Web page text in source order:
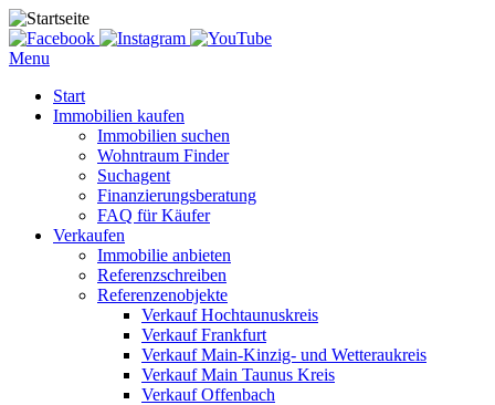
Menu
Start
Immobilien kaufen
Immobilien suchen
Wohntraum Finder
Suchagent
Finanzierungsberatung
FAQ für Käufer
Verkaufen
Immobilie anbieten
Referenzschreiben
Referenzenobjekte
Verkauf Hochtaunuskreis
Verkauf Frankfurt
Verkauf Main-Kinzig- und Wetteraukreis
Verkauf Main Taunus Kreis
Verkauf Offenbach